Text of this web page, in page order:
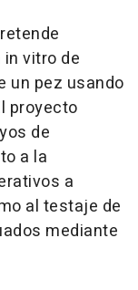
vitro de
un pez usando
proyecto
de
a la
a
al testaje de
mediante